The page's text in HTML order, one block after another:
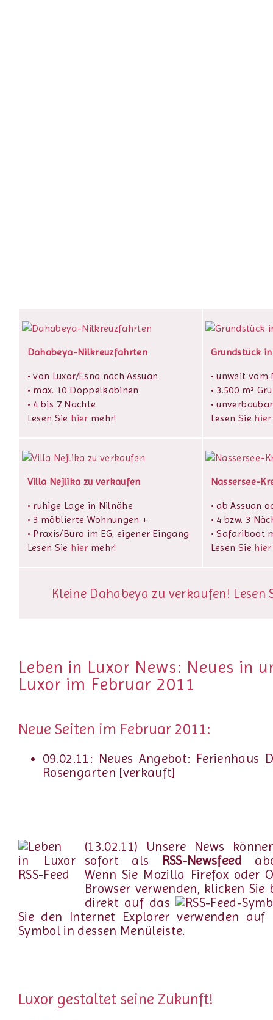
Dahabeya-Nilkreuzfahrten
• von Luxor/Esna nach Assuan
• max. 10 Doppelkabinen
• 4 bis 7 Nächte
Lesen Sie hier mehr!
Grundstück
• unweit vom
• 3.500 m²
•
Lesen Sie hier
Villa Nejlika zu verkaufen
• ruhige Lage in Nilnähe
• 3 möblierte Wohnungen +
• Praxis/Büro im EG, eigener Eingang
Lesen Sie hier mehr!
Nassersee-
• ab Assuan
• 4 bzw. 3
• Safariboot
Lesen Sie hier
Kleine Dahabeya zu verkaufen! Lesen
Leben in Luxor News: Neues in
Luxor im Februar 2011
Neue Seiten im Februar 2011:
09.02.11: Neues Angebot: Ferienhaus
Rosengarten [verkauft]
(13.02.11) Unsere News
sofort als
RSS-Newsfeed
Wenn Sie Mozilla Firefox oder
Browser verwenden, klicken
direkt auf das
-
Sie den Internet Explorer verwenden auf
Symbol in dessen Menüleiste.
Luxor gestaltet seine Zukunft!